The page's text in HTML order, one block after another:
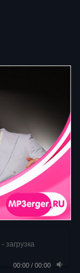
- загрузка
00:00 / 00:00